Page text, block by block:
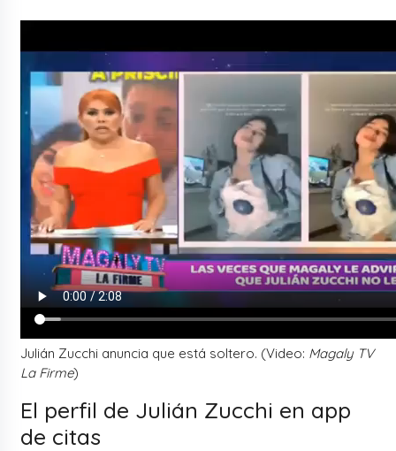
Julián Zucchi anuncia que está soltero. (Video: Magaly TV
La Firme)
El perfil de Julián Zucchi en app
de citas